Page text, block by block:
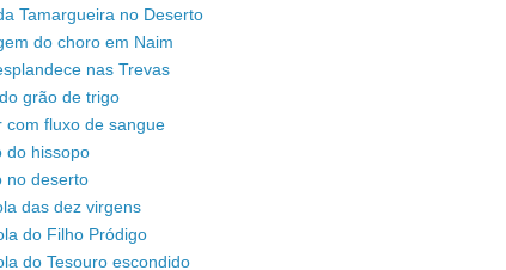
Tamargueira no Deserto
do choro em Naim
nas Trevas
grão de trigo
com fluxo de sangue
do hissopo
no deserto
das dez virgens
do Filho Pródigo
do Tesouro escondido